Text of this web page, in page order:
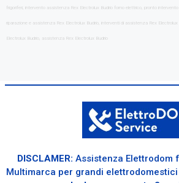
frigoriferi, intervento assistenza Rex Electrolux Budrio forno elettrico, pronto
riparazione e assistenza Rex Electrolux Budrio, interventi di assistenza Rex Electrolux
Electrolux Budrio, assistenza Rex Electrolux Budrio
DISCLAMER: Assistenza Elettrodom
Multimarca per grandi